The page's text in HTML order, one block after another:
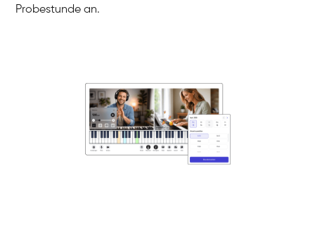
Klavier / Piano / Flügel
Klavier / Piano / Flügel
Probestunde an.